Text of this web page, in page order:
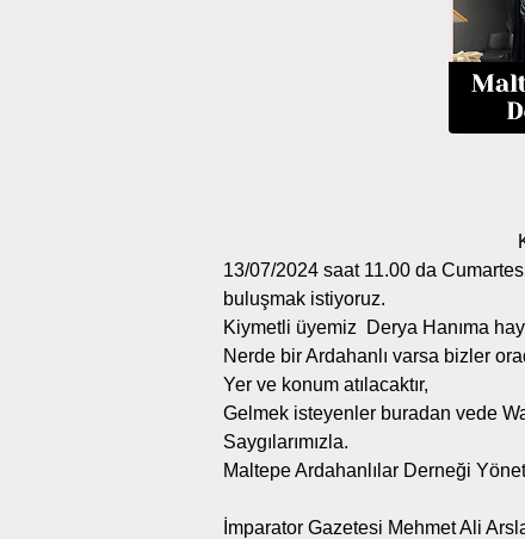
13/07/2024 saat 11.00 da
buluşmak istiyoruz.
Kiymetli üyemiz Derya Hanıma
Nerde bir Ardahanlı varsa bizler
Yer ve konum atılacaktır,
Gelmek isteyenler buradan vede
Saygılarımızla.
Maltepe Ardahanlılar Derneği
İmparator Gazetesi Mehmet Ali